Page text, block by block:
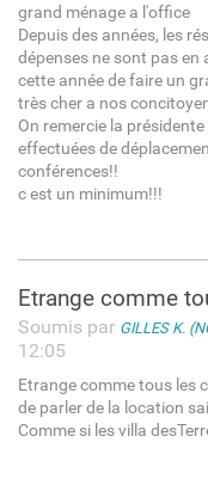
grand ménage a l'office
Depuis des années, les
dépenses ne sont pas
cette année de faire un
très cher a nos
On remercie la
effectuées de
conférences!!
c est un minimum!!!
Etrange comme
Soumis par GILLES K.
12:05
Etrange comme tous les
de parler de la location
Comme si les villa